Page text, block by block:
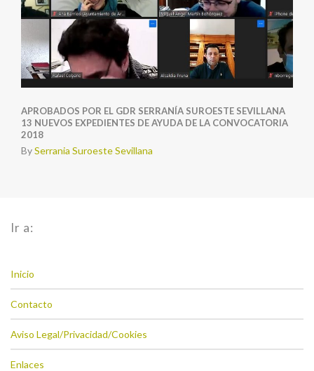
APROBADOS POR EL GDR SERRANÍA SUROESTE SEVILLANA
13 NUEVOS EXPEDIENTES DE AYUDA DE LA CONVOCATORIA
2018
BySerrania Suroeste Sevillana
Ir a:
Inicio
Contacto
Aviso Legal/Privacidad/Cookies
Enlaces